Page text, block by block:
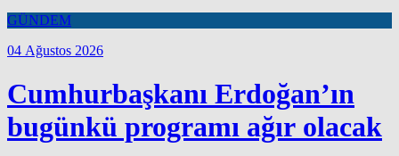
GÜNDEM
04 Ağustos 2026
Cumhurbaşkanı Erdoğan’ın
bugünkü programı ağır olacak